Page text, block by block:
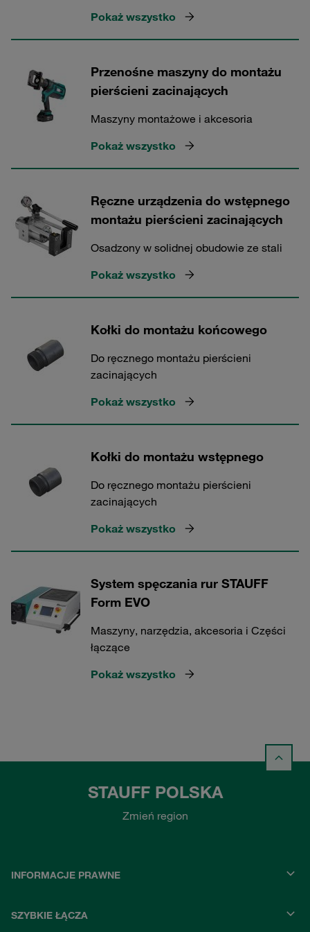
Pokaż wszystko
Przenośne maszyny do montażu
pierścieni zacinających
Maszyny montażowe i akcesoria
Pokaż wszystko
Ręczne urządzenia do wstępnego
montażu pierścieni zacinających
Osadzony w solidnej obudowie ze stali
Pokaż wszystko
Kołki do montażu końcowego
Do ręcznego montażu pierścieni
zacinających
Pokaż wszystko
Kołki do montażu wstępnego
Do ręcznego montażu pierścieni
zacinających
Pokaż wszystko
System spęczania rur STAUFF
Form EVO
Maszyny, narzędzia, akcesoria i Części
łączące
Pokaż wszystko
STAUFF POLSKA
Zmień region
INFORMACJE PRAWNE
SZYBKIE ŁĄCZA